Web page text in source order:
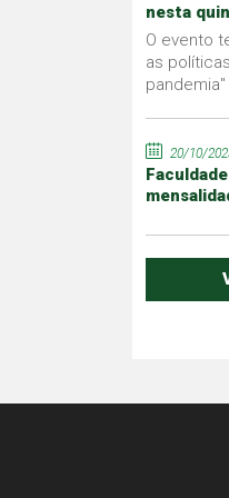
nesta
O evento
as
pandemia"
20/10/